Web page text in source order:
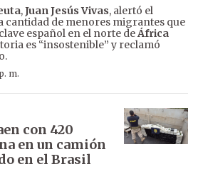
,Juan Jesús Vivas, alertó el
cantidad de menores migrantes que
español en el norte deÁfrica
es “insostenible” y reclamó
m.
con 420
en un camión
en el Brasil